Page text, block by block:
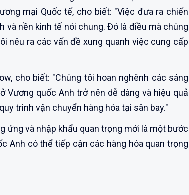
mại Quốc tế, cho biết: "Việc đưa ra chiến
và nền kinh tế nói chung. Đó là điều mà chúng
nêu ra các vấn đề xung quanh việc cung cấp
cho biết: "Chúng tôi hoan nghênh các sáng
Vương quốc Anh trở nên dễ dàng và hiệu quả
trình vận chuyển hàng hóa tại sân bay."
ứng và nhập khẩu quan trọng mới là một bước
Anh có thể tiếp cận các hàng hóa quan trọng